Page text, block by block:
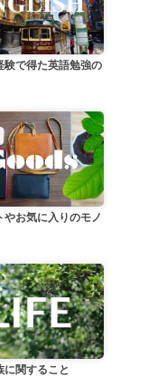
験で得た英語勉強の
やお気に入りのモノ
に関すること